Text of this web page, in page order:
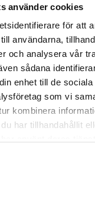
använder cookies
för att
användarna,
och analysera vår
sådana
enhet till de
som vi
kombinera
har tillhandahållit
via webbplatsens
Ett återkallat
som skett
här för dig. Du
norr, och online i